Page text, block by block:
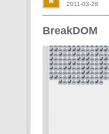
BreakDOM
2011-03-28